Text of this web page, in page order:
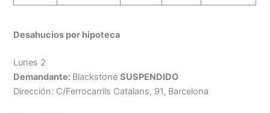
Desahucios por hipoteca
Lunes 2
Demandante: BlackstoneSUSPENDIDO
Dirección: C/Ferrocarrils Catalans, 91, Barcelona